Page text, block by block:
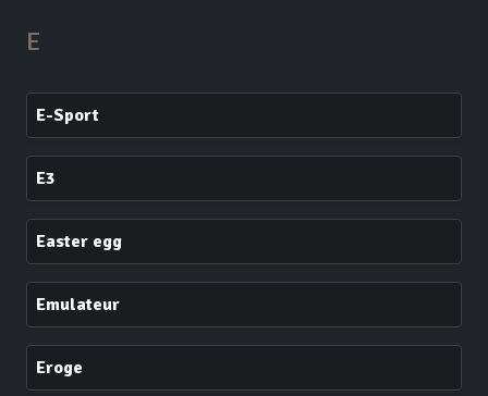
E
E-Sport
E3
Easter egg
Emulateur
Eroge